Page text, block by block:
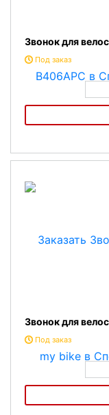
Звонок для
Под заказ
Звонок для
Звонок для
Под заказ